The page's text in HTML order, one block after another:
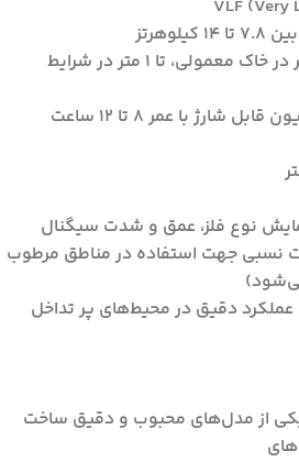
تا 60 سانتی‌متر در خاک معمولی، تا 1 متر در شرایط
شارژ با عمر 8 تا 12 ساعت
نسبی جهت استفاده در مناطق مرطوب
عملکرد دقیق در محیط‌های پر تداخل
از مدل‌های محبوب و دقیق ساخت